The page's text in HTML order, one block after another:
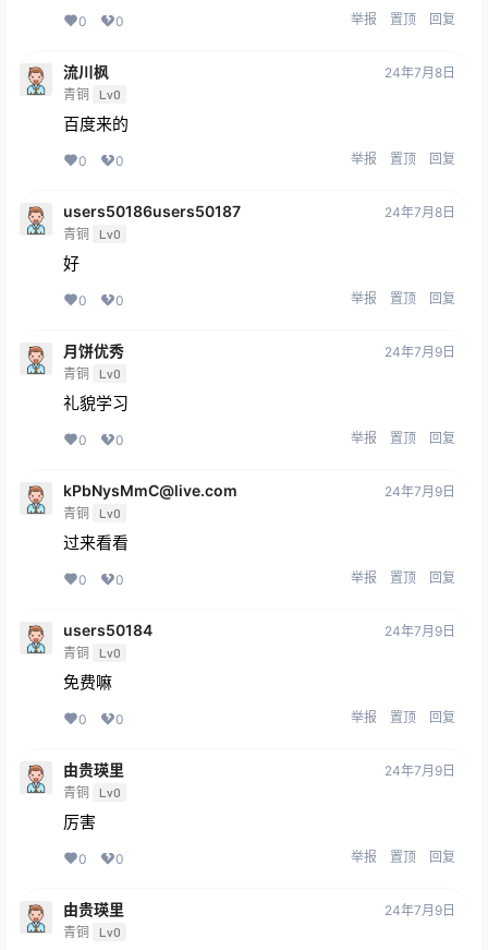
0 0 举报 置顶 回复
流川枫
青铜 Lv0
24年7月8日
百度来的
0 0 举报 置顶 回复
users50186users50187
青铜 Lv0
24年7月8日
好
0 0 举报 置顶 回复
月饼优秀
青铜 Lv0
24年7月9日
礼貌学习
0 0 举报 置顶 回复
kPbNysMmC@live.com
青铜 Lv0
24年7月9日
过来看看
0 0 举报 置顶 回复
users50184
青铜 Lv0
24年7月9日
免费嘛
0 0 举报 置顶 回复
由贵瑛里
青铜 Lv0
24年7月9日
厉害
0 0 举报 置顶 回复
由贵瑛里
青铜 Lv0
24年7月9日